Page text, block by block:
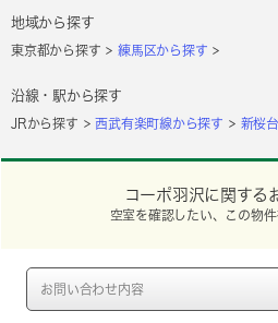
地域から探す
東京都から探す 練馬区から探す
沿線・駅から探す
JRから探す 西武有楽町線から探す 新桜
コーポ羽沢に関する
空室を確認したい、この物